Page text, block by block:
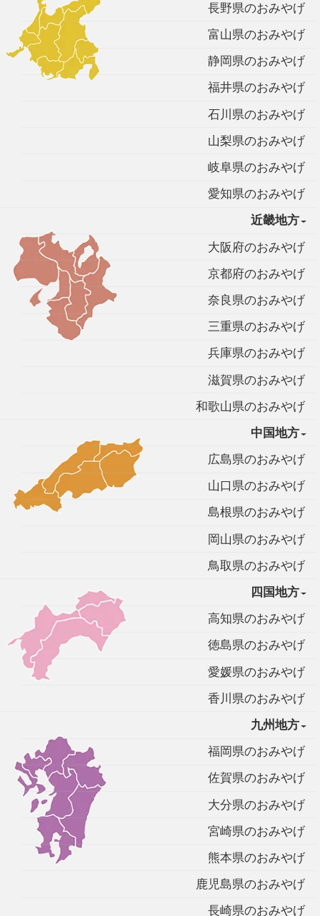
長野県のおみやげ
富山県のおみやげ
静岡県のおみやげ
福井県のおみやげ
石川県のおみやげ
山梨県のおみやげ
岐阜県のおみやげ
愛知県のおみやげ
近畿地方
大阪府のおみやげ
京都府のおみやげ
奈良県のおみやげ
三重県のおみやげ
兵庫県のおみやげ
滋賀県のおみやげ
和歌山県のおみやげ
中国地方
広島県のおみやげ
山口県のおみやげ
島根県のおみやげ
岡山県のおみやげ
鳥取県のおみやげ
四国地方
高知県のおみやげ
徳島県のおみやげ
愛媛県のおみやげ
香川県のおみやげ
九州地方
福岡県のおみやげ
佐賀県のおみやげ
大分県のおみやげ
宮崎県のおみやげ
熊本県のおみやげ
鹿児島県のおみやげ
長崎県のおみやげ